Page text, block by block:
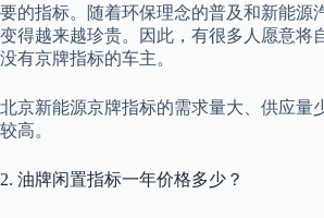
要的指标。随着环保理念的普及和新能源
变得越来越珍贵。因此，有很多人愿意将
没有京牌指标的车主。
北京新能源京牌指标的需求量大、供应量
较高。
2. 油牌闲置指标一年价格多少？